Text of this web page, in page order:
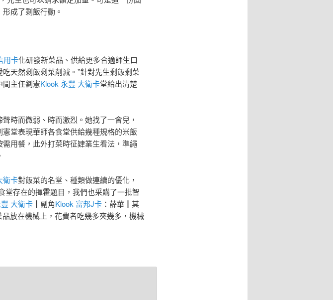
成了剩飯行動。
用卡化研發新菜品、供給更多合適師生口
天然剩飯剩菜削減。”針對先生剩飯剩菜
間主任劉憲Klook 永豐 大衛卡堂給出清楚
時而微弱、時而激烈。她找了一會兒，
堂表現華師各食堂供給幾種規格的米飯
用餐，此外打菜時征肄業生看法，準繩
衛卡對飯菜的名堂、種類做連續的優化，
堂存在的揮霍題目，我們也采購了一批智
大衛卡┃副角Klook 富邦J卡：薛華┃其
放在機械上，花費者吃幾多夾幾多，機械